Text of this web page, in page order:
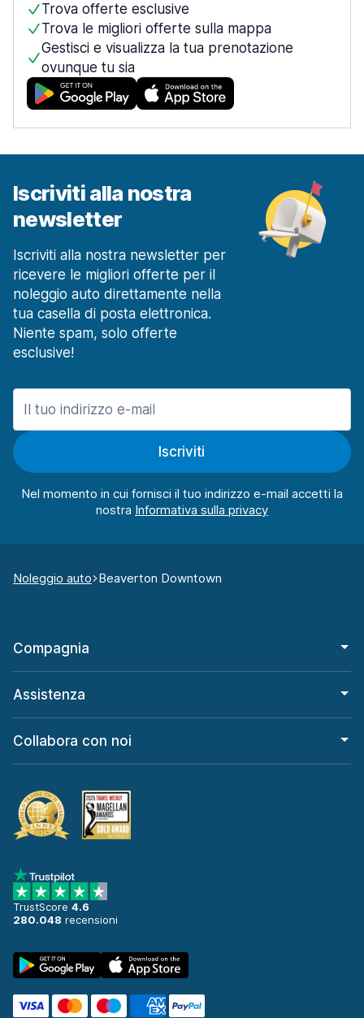
Trova offerte esclusive
Trova le migliori offerte sulla mappa
Gestisci e visualizza la tua prenotazione
ovunque tu sia
Iscriviti alla nostra
newsletter
Iscriviti alla nostra newsletter per
ricevere le migliori offerte per il
noleggio auto direttamente nella
tua casella di posta elettronica.
Niente spam, solo offerte
esclusive!
Iscriviti
Nel momento in cui fornisci il tuo indirizzo e-mail accetti la
nostra
Noleggio auto Beaverton Downtown
Compagnia
Assistenza
Collabora con noi
TrustScore 4.6
280.048 recensioni